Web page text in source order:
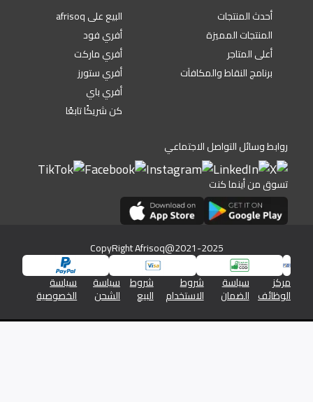
أحدث المنتجات
المنتجات المميزة
أعلى المتاجر
برنامج النقاط والمكافآت
البيع على afrisoq
أفري فود
أفري ماركت
أفري ستورز
أفري باي
كن شريكًا تابعًا
روابط وسائل التواصل الاجتماعي
تسوق من أينما كنت
CopyRight Afrisoq@2021-2025
مركز
الوظائف
سياسة
الضمان
شروط
الاستخدام
شروط
البيع
سياسة
الشحن
سياسة
الخصوصية